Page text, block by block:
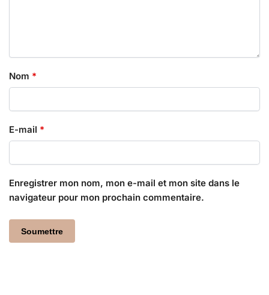
Nom *
E-mail *
Enregistrer mon nom, mon e-mail et mon site dans le
navigateur pour mon prochain commentaire.